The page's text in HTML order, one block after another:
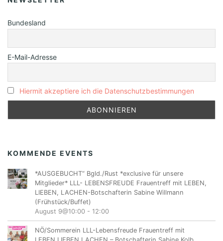
Bundesland
E-Mail-Adresse
Hiermit akzeptiere ich die Datenschutzbestimmungen
KOMMENDE EVENTS
*AUSGEBUCHT“ Bgld./Rust *exclusive für unsere
Mitglieder* LLL- LEBENSFREUDE Frauentreff mit LEBEN,
LIEBEN, LACHEN-Botschafterin Sabine Willmann
(Frühstück/Buffet)
August 9@10:00 - 12:00
NÖ/Sommerein LLL-Lebensfreude Frauentreff mit